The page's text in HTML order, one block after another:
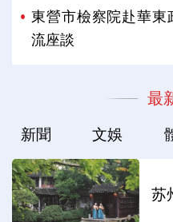
東營市檢察院赴華東
流座談
最
新聞 文娛
苏